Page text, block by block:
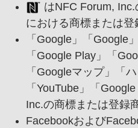
はNFC Forum,
における商標または登
「Google」「Google
「Google Play」「
「Googleマップ」「
「YouTube」「
Inc.の商標または登録
Facebookおよび